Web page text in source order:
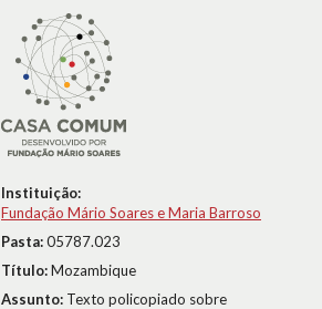
Instituição:
Fundação Mário Soares e Maria Barroso
Pasta:05787.023
Título:Mozambique
Assunto: Texto policopiado sobre